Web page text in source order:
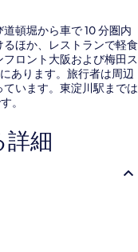
頓堀から車で 10 分圏内
ほか、レストランで軽食
ロント大阪および梅田ス
あります。旅行者は周辺
います。東淀川駅までは
。
詳細